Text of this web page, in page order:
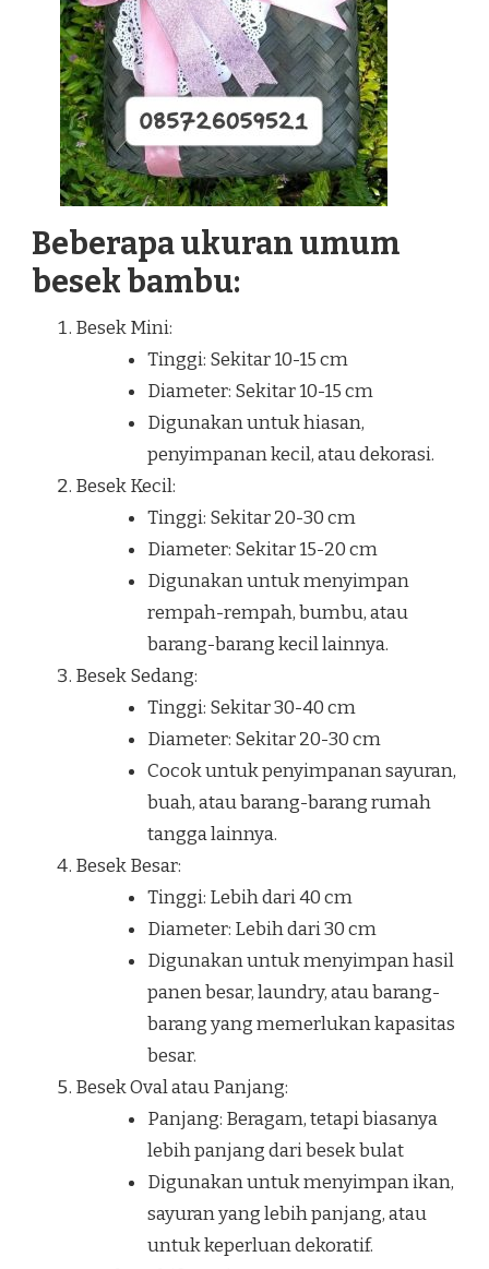
Beberapa ukuran umum
besek bambu:
Besek Mini:
Tinggi: Sekitar 10-15 cm
Diameter: Sekitar 10-15 cm
Digunakan untuk hiasan,
penyimpanan kecil, atau dekorasi.
Besek Kecil:
Tinggi: Sekitar 20-30 cm
Diameter: Sekitar 15-20 cm
Digunakan untuk menyimpan
rempah-rempah, bumbu, atau
barang-barang kecil lainnya.
Besek Sedang:
Tinggi: Sekitar 30-40 cm
Diameter: Sekitar 20-30 cm
Cocok untuk penyimpanan sayuran,
buah, atau barang-barang rumah
tangga lainnya.
Besek Besar:
Tinggi: Lebih dari 40 cm
Diameter: Lebih dari 30 cm
Digunakan untuk menyimpan hasil
panen besar, laundry, atau barang-
barang yang memerlukan kapasitas
besar.
Besek Oval atau Panjang:
Panjang: Beragam, tetapi biasanya
lebih panjang dari besek bulat
Digunakan untuk menyimpan ikan,
sayuran yang lebih panjang, atau
untuk keperluan dekoratif.